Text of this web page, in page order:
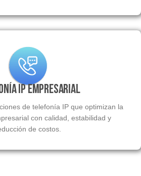
IP Empresarial
de telefonía IP que optimizan la
con calidad, estabilidad y
de costos.